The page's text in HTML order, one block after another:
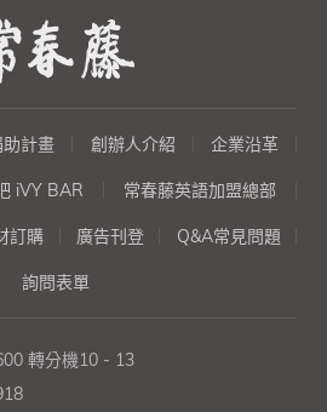
計畫 創辦人介紹 企業沿革
iVY BAR 常春藤英語加盟總部
訂購 廣告刊登 Q&A常見問題
詢問表單
轉分機10 - 13